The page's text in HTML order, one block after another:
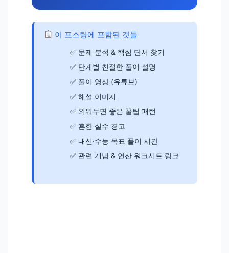
이 포스팅에 포함된 것들
문제 분석 & 핵심 단서 찾기
단계별 친절한 풀이 설명
풀이 영상 (유튜브)
해설 이미지
외워두면 좋은 꿀팁 패턴
흔한 실수 경고
내신·수능 목표 풀이 시간
관련 개념 & 연산 워크시트 링크